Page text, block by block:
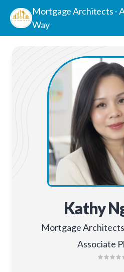
Mortgage Architects -
Way
Kathy
Mortgage
Associate